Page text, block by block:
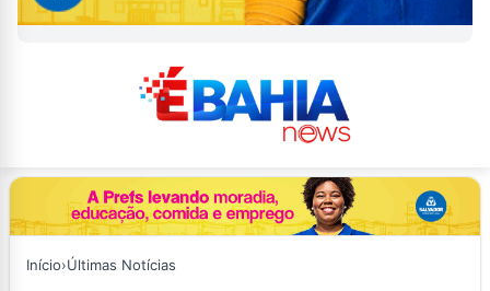
Início›Últimas Notícias